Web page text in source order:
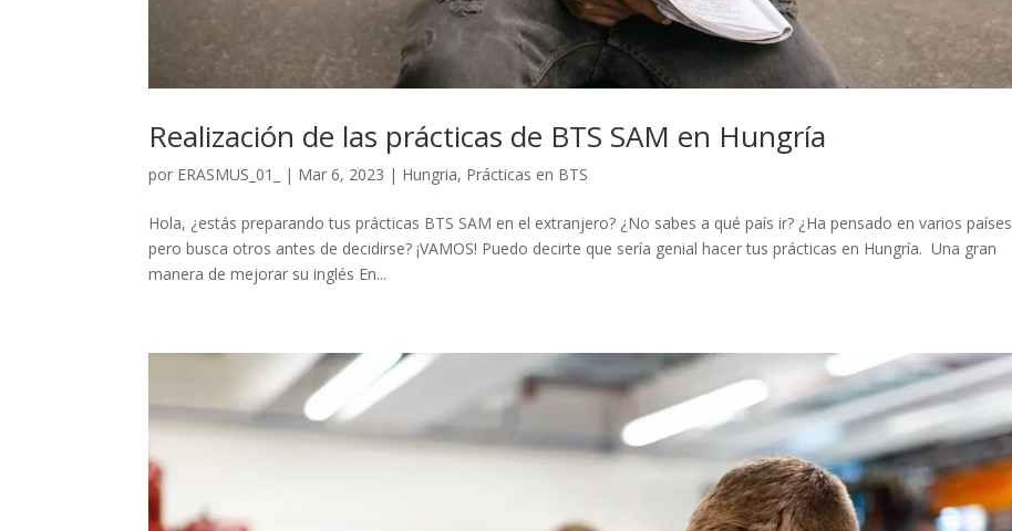
Realización de las prácticas de BTS SAM en Hungría
por ERASMUS_01_ | Mar 6, 2023 | Hungria, Prácticas en BTS
Hola, ¿estás preparando tus prácticas BTS SAM en el extranjero? ¿No sabes a qué país ir? ¿Ha pensado en varios países
pero busca otros antes de decidirse? ¡VAMOS! Puedo decirte que sería genial hacer tus prácticas en Hungría. Una gran
manera de mejorar su inglés En...